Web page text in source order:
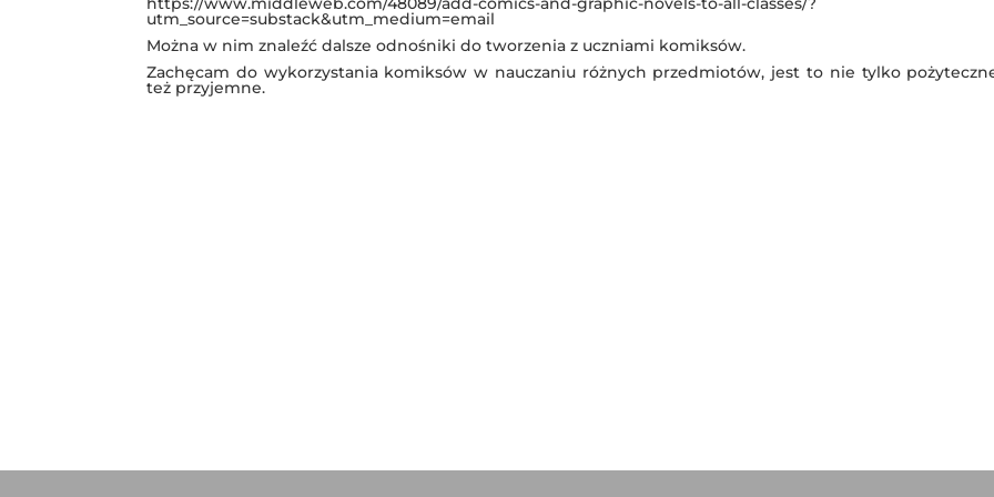
utm_source=substack&utm_medium=email
Można w nim znaleźć dalsze odnośniki do tworzenia z uczniami komiksów.
Zachęcam do wykorzystania komiksów w nauczaniu różnych przedmiotów, jest to nie tylko
też przyjemne.